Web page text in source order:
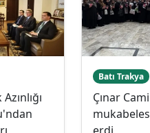
Batı Trakya
Çınar